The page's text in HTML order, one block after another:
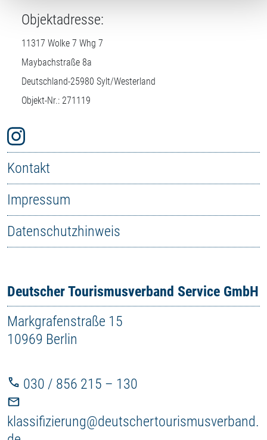
Objektadresse:
11317 Wolke 7 Whg 7
Maybachstraße 8a
Deutschland-25980 Sylt/Westerland
Objekt-Nr.: 271119
Deutscher Tourismusverband Service GmbH
Markgrafenstraße 15
10969 Berlin
030 / 856 215 – 130
klassifizierung@deutschertourismusverband.
Kontakt
Impressum
Datenschutzhinweis